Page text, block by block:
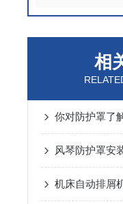
相
风琴防护罩安